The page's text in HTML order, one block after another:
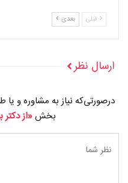
قبلی بعدی
ارسال نظر
درصورتی‌که نیاز به مشاوره و
بخش«از دکتر